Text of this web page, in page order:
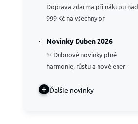
Doprava zdarma při nákupu nad
999 Kč na všechny pr
Novinky Duben 2026
✨ Dubnové novinky plné
harmonie, růstu a nové ener
Ďalšie novinky